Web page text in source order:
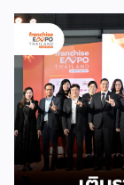
2026 ให้แก่ผู้ประ
ของกรมฯ นายพู
การค้า กระทรวง
“งานแฟรนไชส์ เอ็
โป (Franchise
เป็นงานแสดงธุร
คอร์ปอเรชัน จำกั
เจ้าของธุรกิจที่ต้